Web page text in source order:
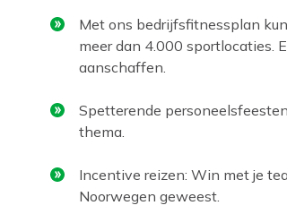
Met ons bedrijfsfitnessplan
meer dan 4.000 sportlocaties.
aanschaffen.
Spetterende
thema.
Incentive reizen: Win met je
Noorwegen geweest.